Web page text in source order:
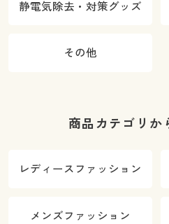
静電気除去・対策グッズ
その他
商品カテゴリか
レディースファッション
メンズファッション